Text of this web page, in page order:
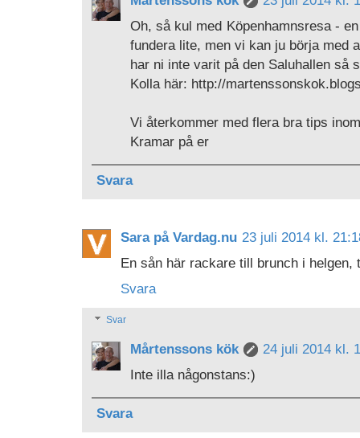
Oh, så kul med Köpenhamnsresa -
fundera lite, men vi kan ju börja med
har ni inte varit på den Saluhallen så
Kolla här: http://
Vi återkommer med flera bra tips
Kramar på er
Svara
Sara på Vardag.nu 23 juli 2014 kl.
En sån här rackare till brunch i helgen,
Svara
Svar
Mårtenssons kök
24 juli 2014 kl.
Inte illa någonstans:)
Svara